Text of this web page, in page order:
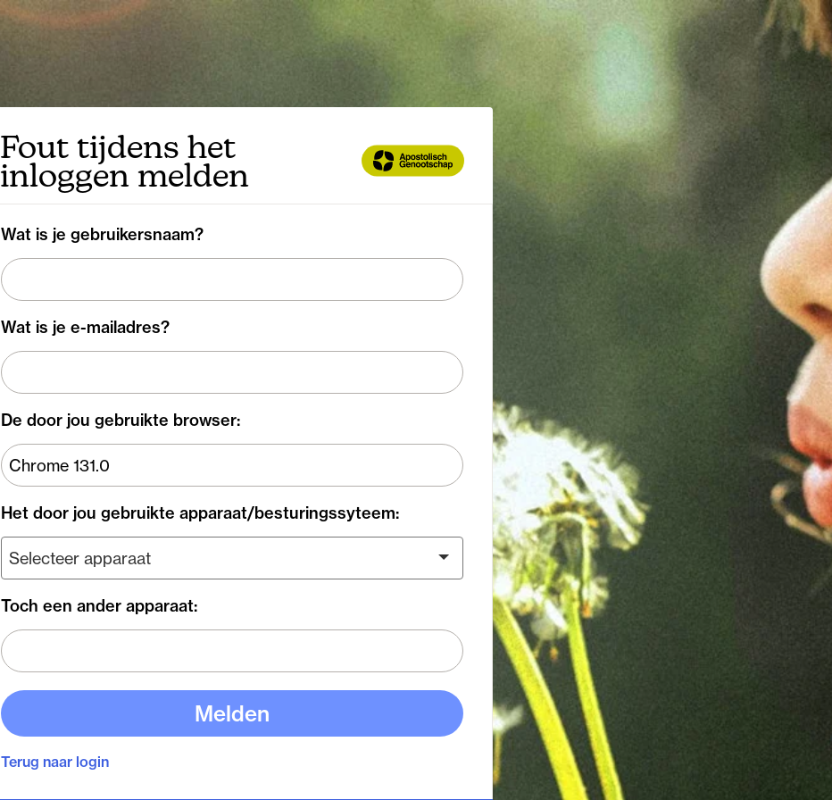
Fout tijdens het
inloggen melden
Wat is je gebruikersnaam?
Wat is je e-mailadres?
De door jou gebruikte browser:
Het door jou gebruikte apparaat/besturingssyteem:
Toch een ander apparaat:
Melden
Terug naar login